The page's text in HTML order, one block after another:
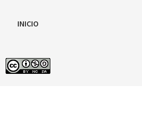
INICIO